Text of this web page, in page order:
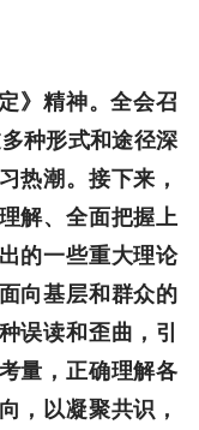
》精神。全会召
种形式和途径深
热潮。接下来，
解、全面把握上
的一些重大理论
向基层和群众的
误读和歪曲，引
量，正确理解各
，以凝聚共识，